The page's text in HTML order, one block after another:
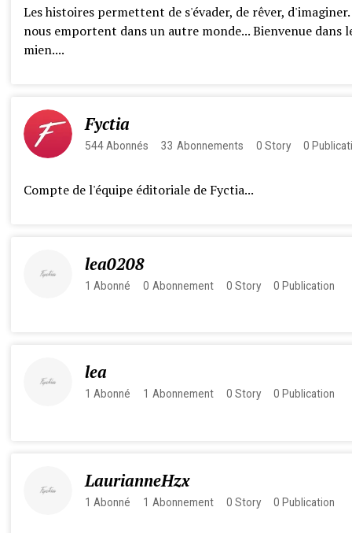
Les histoires permettent de s'évader, de rêver, d'imaginer.
nous emportent dans un autre monde... Bienvenue dans
mien....
Fyctia
544 Abonnés 33 Abonnements 0 Story 0
Compte de l'équipe éditoriale de Fyctia...
lea0208
1 Abonné 0 Abonnement 0 Story 0 Publication
lea
1 Abonné 1 Abonnement 0 Story 0 Publication
LaurianneHzx
1 Abonné 1 Abonnement 0 Story 0 Publication